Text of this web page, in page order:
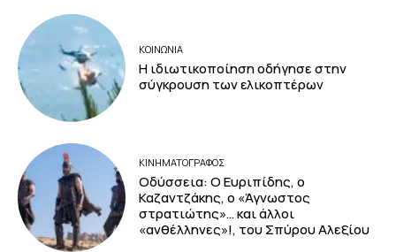
ΚΟΙΝΩΝΙΑ
Η ιδιωτικοποίηση οδήγησε στην
σύγκρουση των ελικοπτέρων
ΚΙΝΗΜΑΤΟΓΡΆΦΟΣ
Οδύσσεια: Ο Ευριπίδης, ο
Καζαντζάκης, ο «Άγνωστος
στρατιώτης»… και άλλοι
«ανθέλληνες»!, του Σπύρου Αλεξίου